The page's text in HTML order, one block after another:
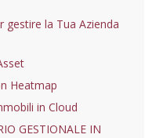
gestire la Tua Azienda
Heatmap
in Cloud
GESTIONALE IN